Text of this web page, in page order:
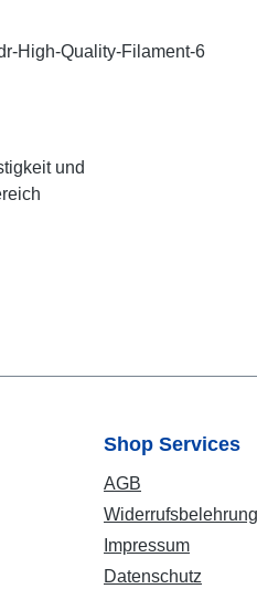
und
Shop Services
AGB
Widerrufsbelehrung
Impressum
Datenschutz